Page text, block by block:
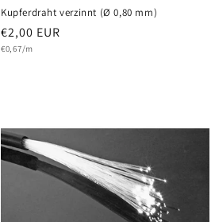
Kupferdraht verzinnt (Ø 0,80 mm)
Normaler
Preis
€2,00 EUR
Grundpreis
€0,67/m